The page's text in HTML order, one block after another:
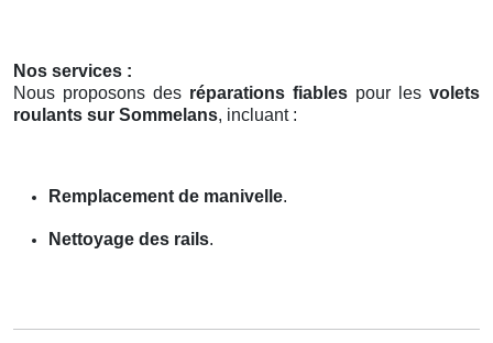
Nos services :
Nous proposons des réparations fiables pour les volets
roulants sur Sommelans, incluant :
Remplacement de manivelle.
Nettoyage des rails.